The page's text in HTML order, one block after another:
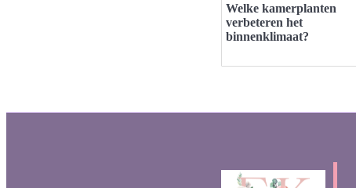
Welke kamerplanten
verbeteren het
binnenklimaat?